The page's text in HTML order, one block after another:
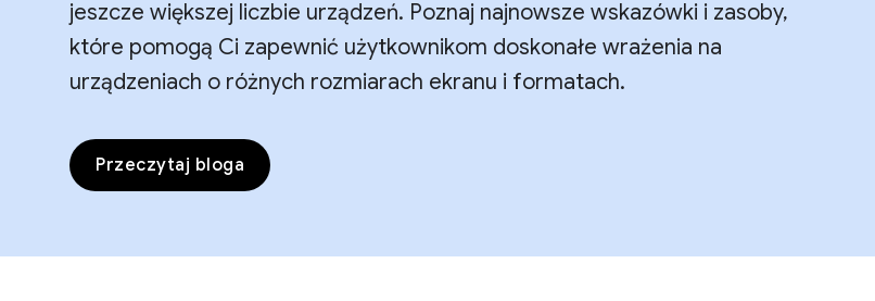
jeszcze większej liczbie urządzeń. Poznaj najnowsze wskazówki i zasoby,
które pomogą Ci zapewnić użytkownikom doskonałe wrażenia na
urządzeniach o różnych rozmiarach ekranu i formatach.
Przeczytaj bloga